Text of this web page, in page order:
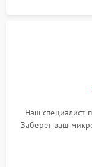
Наш специалист
Заберет ваш